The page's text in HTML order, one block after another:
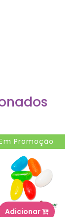
Promoção
Adicionar